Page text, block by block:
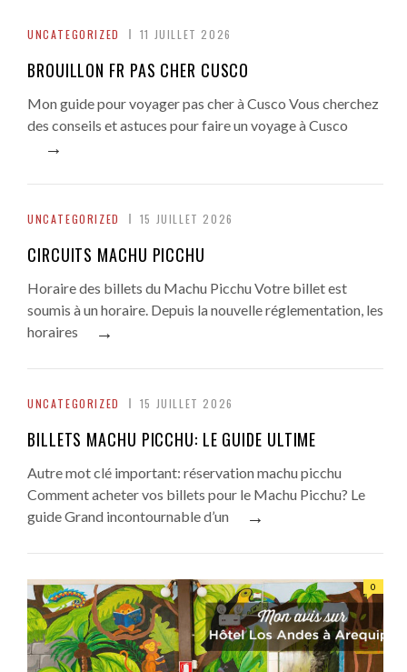
UNCATEGORIZED 11 JUILLET 2026
BROUILLON FR PAS CHER CUSCO
Mon guide pour voyager pas cher à Cusco Vous cherchez
des conseils et astuces pour faire un voyage à Cusco
→
UNCATEGORIZED 15 JUILLET 2026
CIRCUITS MACHU PICCHU
Horaire des billets du Machu Picchu Votre billet est
soumis à un horaire. Depuis la nouvelle réglementation, les
horaires
→
UNCATEGORIZED 15 JUILLET 2026
BILLETS MACHU PICCHU: LE GUIDE ULTIME
Autre mot clé important: réservation machu picchu
Comment acheter vos billets pour le Machu Picchu? Le
guide Grand incontournable d’un
→
0